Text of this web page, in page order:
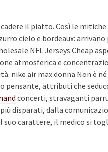
il piatto. Così le mitiche
cielo e bordeaux:
NFL Jerseys Cheap
atmosferica e
nike air max donna Non è
attributi che
concerti, stravaganti
disparati, dalla
suo carattere, il medico si